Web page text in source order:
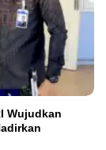
Wujudkan